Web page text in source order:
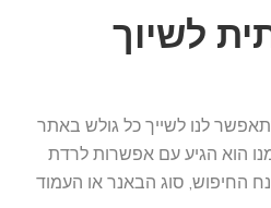
לשיוך
לנו לשייך כל גולש באתר
הוא הגיע עם אפשרות לרדת
החיפוש, סוג הבאנר או העמוד